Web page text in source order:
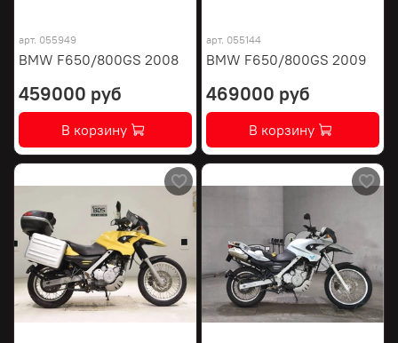
арт. 055949
BMW F650/800GS 2008
459000 руб
В корзину
арт. 055144
BMW F650/800GS 2009
469000 руб
В корзину